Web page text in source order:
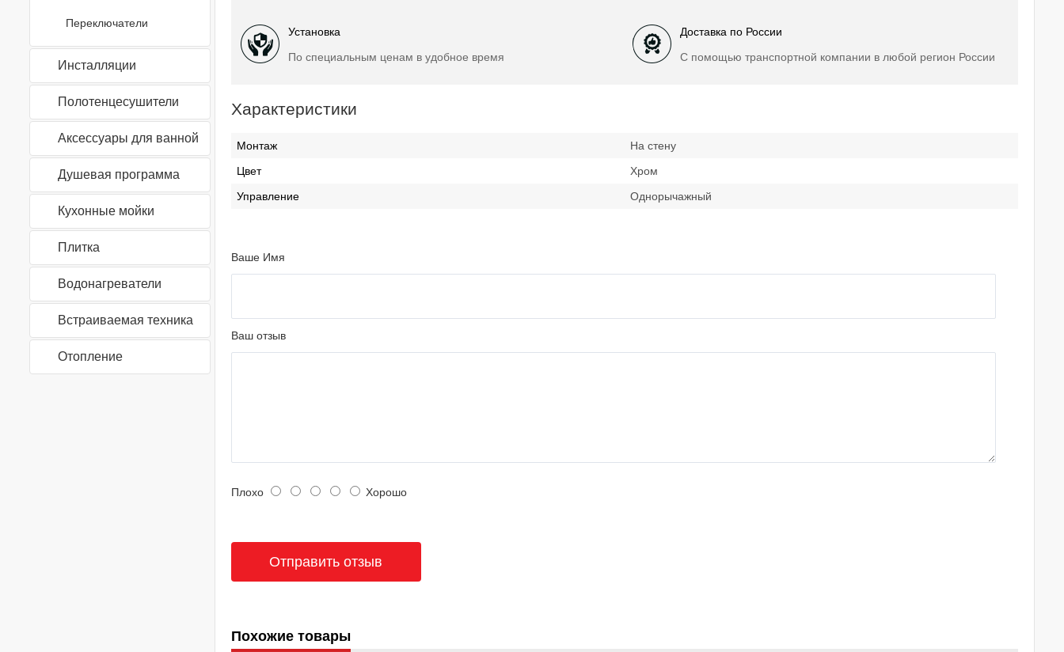
Переключатели
Инсталляции
Полотенцесушители
Аксессуары для ванной
Душевая программа
Кухонные мойки
Плитка
Водонагреватели
Встраиваемая техника
Отопление
Установка
По специальным ценам в удобное время
Доставка по России
С помощью транспортной компании в любой регион России
Характеристики
Монтаж
На стену
Цвет
Хром
Управление
Однорычажный
Ваше Имя
Ваш отзыв
Плохо Хорошо
Похожие товары